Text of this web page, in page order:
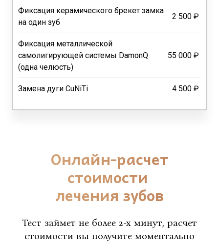
Фиксация керамического брекет замка
на один зуб
2 500 ₽
Фиксация металлической
самолигирующей системы DamonQ
(одна челюсть)
55 000 ₽
Замена дуги CuNiTi 4 500 ₽
Онлайн-расчет
стоимости
лечения зубов
Тест займет не более 2-х минут, расчет
стоимости вы получите моментально